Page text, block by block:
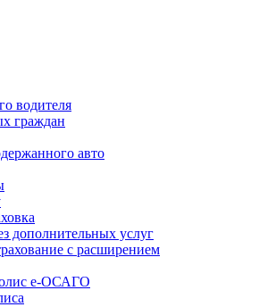
водителя
граждан
авто
дополнительных услуг
с расширением
е-ОСАГО